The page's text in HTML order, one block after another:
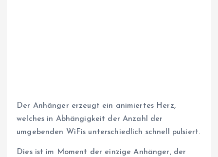
Der Anhänger erzeugt ein animiertes Herz,
welches in Abhängigkeit der Anzahl der
umgebenden WiFis unterschiedlich schnell pulsiert.
Dies ist im Moment der einzige Anhänger, der